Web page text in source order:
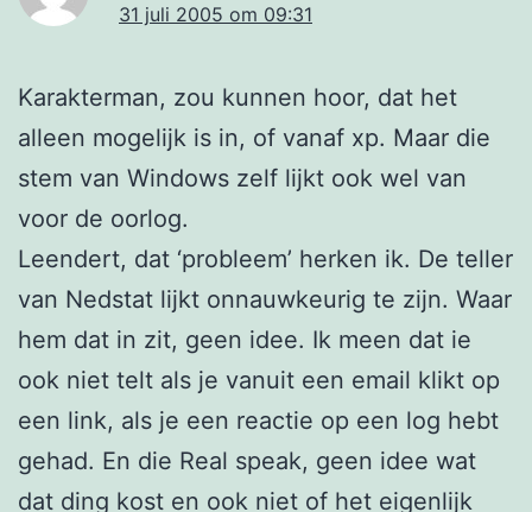
31 juli 2005 om 09:31
Karakterman, zou kunnen hoor, dat het
alleen mogelijk is in, of vanaf xp. Maar die
stem van Windows zelf lijkt ook wel van
voor de oorlog.
Leendert, dat ‘probleem’ herken ik. De teller
van Nedstat lijkt onnauwkeurig te zijn. Waar
hem dat in zit, geen idee. Ik meen dat ie
ook niet telt als je vanuit een email klikt op
een link, als je een reactie op een log hebt
gehad. En die Real speak, geen idee wat
dat ding kost en ook niet of het eigenlijk